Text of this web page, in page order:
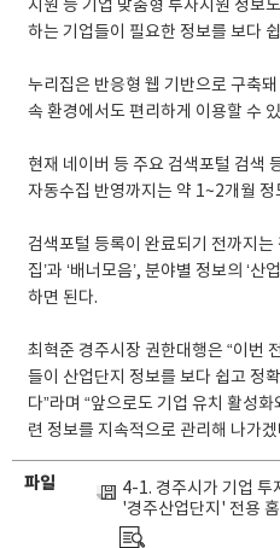
지원 등 기업 맞춤형 투자지원 정보
하는 기업들이 필요한 정보를 보다
누리집은 반응형 웹 기반으로 구축
속 환경에서도 편리하게 이용할 수
현재 네이버 등 주요 검색포털 검색
자동수집 반영까지는 약 1~2개월 정
검색포털 등록이 완료되기 전까지는
집’과 ‘배너모음’, 분야별 정보의 ‘
하면 된다.
최혁준 경주시장 권한대행은 “이번
들이 산업단지 정보를 보다 쉽고 정
다”라며 “앞으로도 기업 유치 활성
련 정보를 지속적으로 관리해 나가
파일
4-1. 경주시가 기업 투
'경주산업단지' 전용